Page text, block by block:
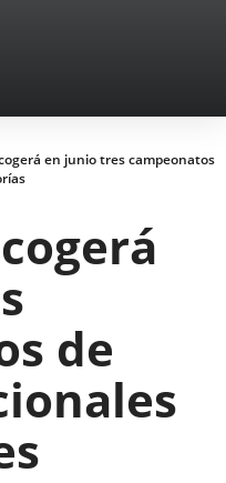
en junio tres campeonatos
de